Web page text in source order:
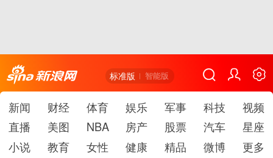
标准版 智能版
新闻 财经 体育 娱乐 军事 科技
视频
直播
美图 NBA 房产 股票 汽车
星座
小说
教育 女性 健康 精品 微博 更多